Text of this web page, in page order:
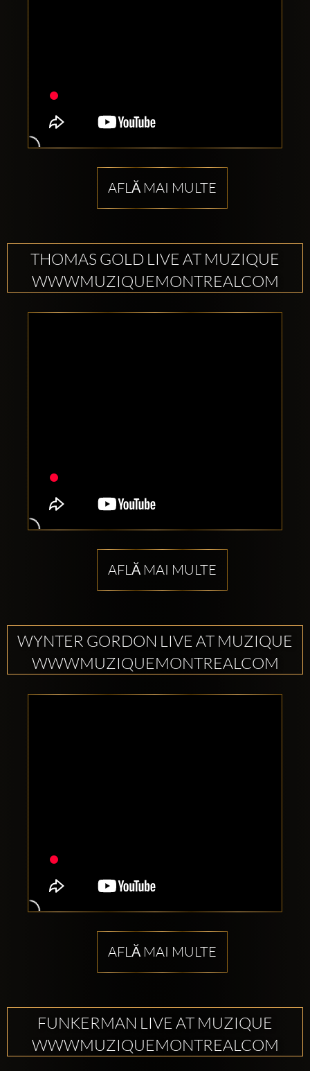
AFLĂ MAI MULTE
THOMAS GOLD LIVE AT MUZIQUE
WWWMUZIQUEMONTREALCOM
AFLĂ MAI MULTE
WYNTER GORDON LIVE AT MUZIQUE
WWWMUZIQUEMONTREALCOM
AFLĂ MAI MULTE
FUNKERMAN LIVE AT MUZIQUE
WWWMUZIQUEMONTREALCOM